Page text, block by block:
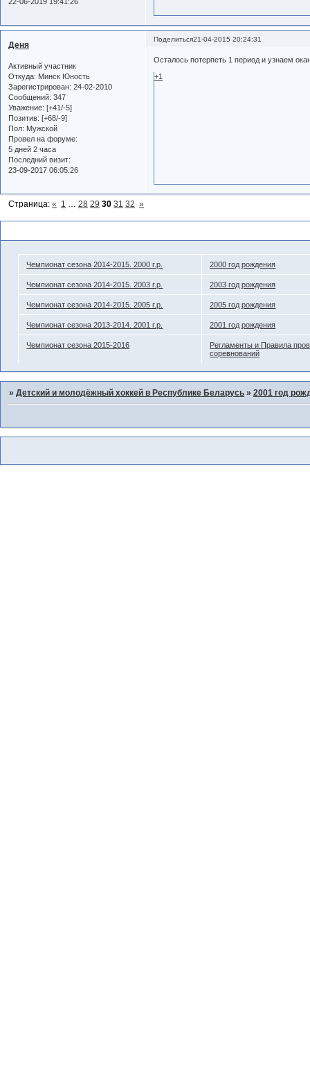
Поделиться21-04-2015 20:24:31
Деня
Активный участник
Откуда: Минск Юность
Зарегистрирован: 24-02-2010
Сообщений: 347
Уважение: [+41/-5]
Позитив: [+68/-9]
Пол: Мужской
Провел на форуме:
5 дней 2 часа
Последний визит:
23-09-2017 06:05:26
Осталось потерпеть 1 период и узнаем
+1
Страница:« 1 28 29 30 31 32 »
Чемпионат сезона 2014-2015. 2000 г.р. 2000 год рождения
Чемпионат сезона 2014-2015. 2003 г.р. 2003 год рождения
Чемпионат сезона 2014-2015. 2005 г.р. 2005 год рождения
Чемпионат сезона 2013-2014. 2001 г.р. 2001 год рождения
Чемпионат сезона 2015-2016
Регламенты и Правила
соревнований
»Детский и молодёжный хоккей в Республике Беларусь »2001 год